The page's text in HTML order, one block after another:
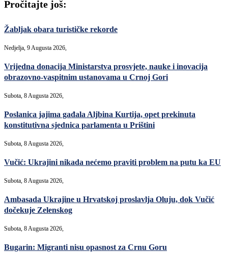
Pročitajte još:
Žabljak obara turističke rekorde
Nedjelja, 9 Augusta 2026,
Vrijedna donacija Ministarstva prosvjete, nauke i inovacija
obrazovno-vaspitnim ustanovama u Crnoj Gori
Subota, 8 Augusta 2026,
Poslanica jajima gađala Aljbina Kurtija, opet prekinuta
konstitutivna sjednica parlamenta u Prištini
Subota, 8 Augusta 2026,
Vučić: Ukrajini nikada nećemo praviti problem na putu ka EU
Subota, 8 Augusta 2026,
Ambasada Ukrajine u Hrvatskoj proslavlja Oluju, dok Vučić
dočekuje Zelenskog
Subota, 8 Augusta 2026,
Bugarin: Migranti nisu opasnost za Crnu Goru